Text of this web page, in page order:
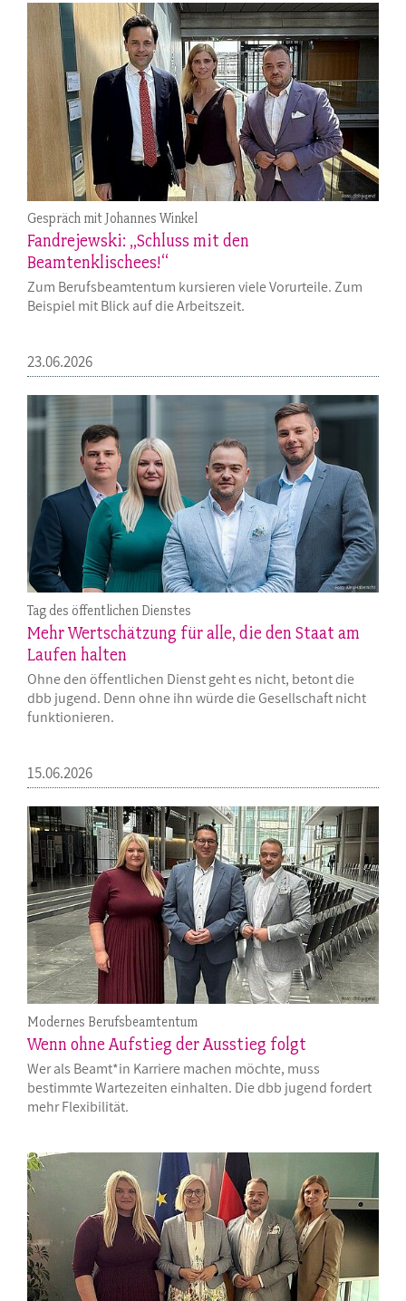
Gespräch mit Johannes Winkel
Fandrejewski: „Schluss mit den
Beamtenklischees!“
Zum Berufsbeamtentum kursieren viele Vorurteile. Zum
Beispiel mit Blick auf die Arbeitszeit.
23.06.2026
Tag des öffentlichen Dienstes
Mehr Wertschätzung für alle, die den Staat am
Laufen halten
Ohne den öffentlichen Dienst geht es nicht, betont die
dbb jugend. Denn ohne ihn würde die Gesellschaft nicht
funktionieren.
15.06.2026
Modernes Berufsbeamtentum
Wenn ohne Aufstieg der Ausstieg folgt
Wer als Beamt*in Karriere machen möchte, muss
bestimmte Wartezeiten einhalten. Die dbb jugend fordert
mehr Flexibilität.